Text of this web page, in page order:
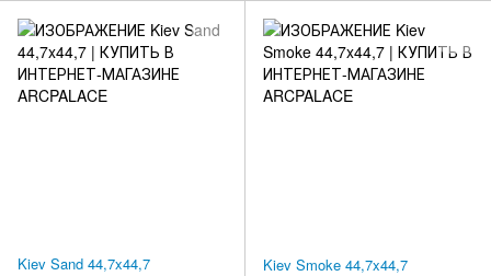
Kiev Sand 44,7x44,7 Kiev Smoke 44,7x44,7